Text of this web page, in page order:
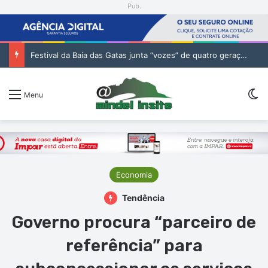
Pub.
Festival da Baía das Gatas junta “vozes” de quatro gerações da música cabo-verdiana na segunda noite
Menu
Economia
Tendência
Governo procura “parceiro de
referência” para